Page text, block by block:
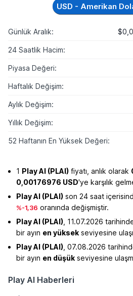
USD - Amerikan
Günlük Aralık:
24 Saatlik Hacim:
Piyasa Değeri:
Haftalık Değişim:
Aylık Değişim:
Yıllık Değişim:
52 Haftanın En Yüksek Değeri:
1 Play AI (PLAI) fiyatı, anlık olarak
0,00176976 USD'ye karşılık
Play AI (PLAI) son 24 saat
%-1,36 oranında değişmiştir.
Play AI (PLAI) , 11.07.2026
bir ayın en yüksek seviyesine
Play AI (PLAI) , 07.08.2026
bir ayın en düşük seviyesine
Play AI Haberleri